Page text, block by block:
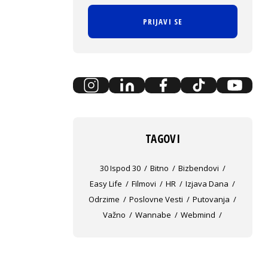
PRIJAVI SE
TAGOVI
30 Ispod 30 Bitno
Bizbendovi
Easy Life
Filmovi HR
Izjava Dana
Odrzime
Poslovne Vesti
Putovanja
Važno
Wannabe Webmind